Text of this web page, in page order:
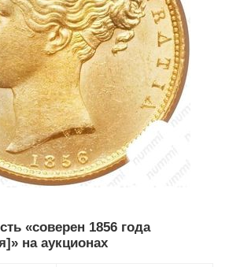
«соверен 1856 года
на аукционах